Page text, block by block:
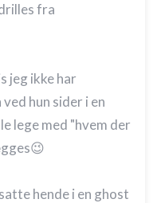
fra
jeg ikke har
ved hun sider i en
lege med "hvem der
hende i en ghost